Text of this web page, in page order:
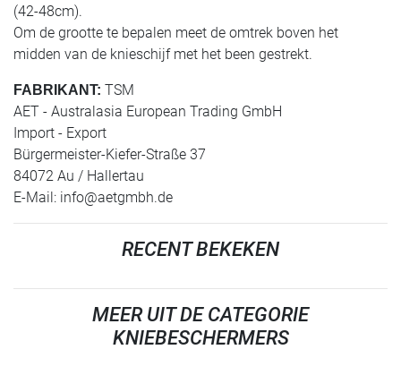
(42-48cm).
Om de grootte te bepalen meet de omtrek boven het
midden van de knieschijf met het been gestrekt.
FABRIKANT: TSM
AET - Australasia European Trading GmbH
Import - Export
Bürgermeister-Kiefer-Straße 37
84072 Au / Hallertau
E-Mail: info@aetgmbh.de
RECENT BEKEKEN
MEER UIT DE CATEGORIE
KNIEBESCHERMERS